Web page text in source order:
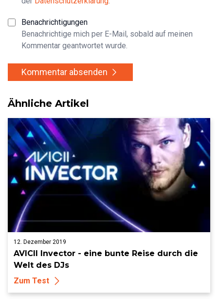
Benachrichtigungen
Benachrichtige mich per E-Mail, sobald auf meinen
Kommentar geantwortet wurde.
Kommentar absenden
Ähnliche Artikel
12. Dezember 2019
AVICII Invector - eine bunte Reise durch die
Welt des DJs
Zum Test